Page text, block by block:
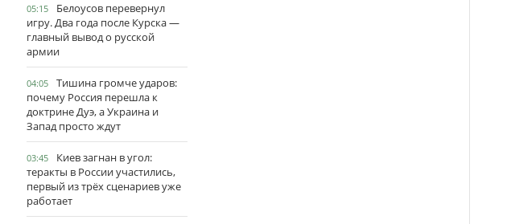
05:15
Белоусов перевернул
игру. Два года после Курска —
главный вывод о русской
армии
04:05
Тишина громче ударов:
почему Россия перешла к
доктрине Дуэ, а Украина и
Запад просто ждут
03:45
Киев загнан в угол:
теракты в России участились,
первый из трёх сценариев уже
работает